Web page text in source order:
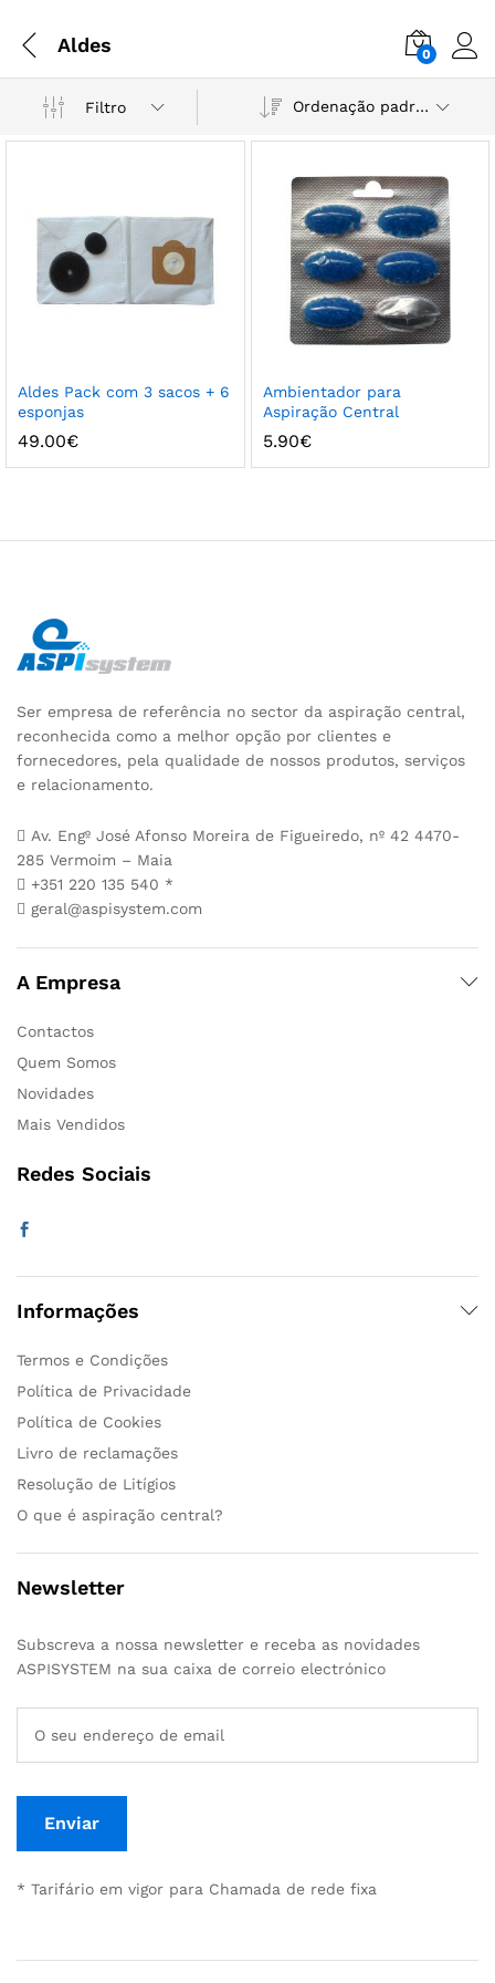
Aldes 0
Filtro Ordenação padrão
Aldes Pack com 3 sacos + 6
esponjas
49.00€
Ambientador para
Aspiração Central
5.90€
Ser empresa de referência no sector da aspiração central,
reconhecida como a melhor opção por clientes e
fornecedores, pela qualidade de nossos produtos, serviços
e relacionamento.
Av. Engº José Afonso Moreira de Figueiredo, nº 42 4470-
285 Vermoim – Maia
+351 220 135 540 *
geral@aspisystem.com
A Empresa
Contactos
Quem Somos
Novidades
Mais Vendidos
Redes Sociais
Informações
Termos e Condições
Política de Privacidade
Política de Cookies
Livro de reclamações
Resolução de Litígios
O que é aspiração central?
Newsletter
Subscreva a nossa newsletter e receba as novidades
ASPISYSTEM na sua caixa de correio electrónico
* Tarifário em vigor para Chamada de rede fixa